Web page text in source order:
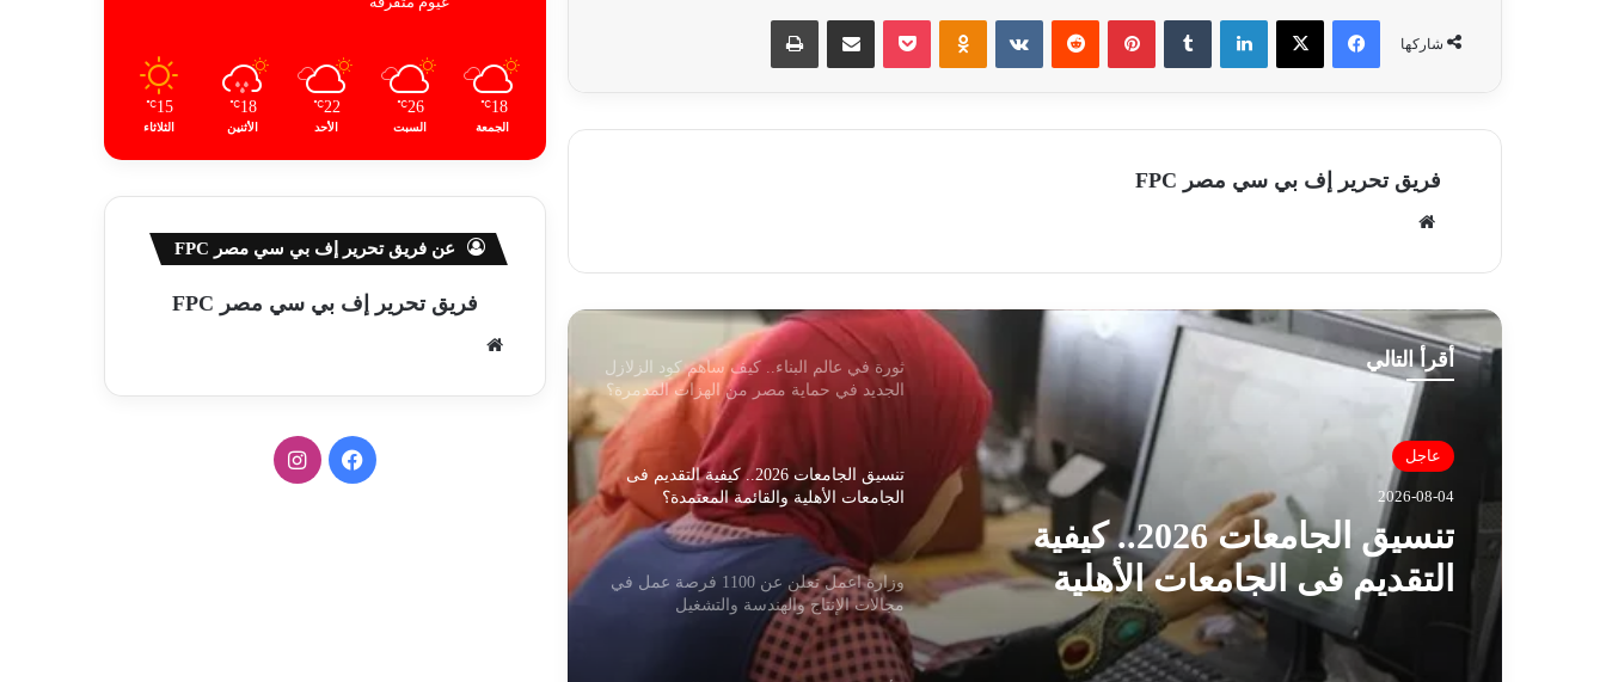
شاركها
فيسبوك ‫X لينكدإن بينتيريست
فريق تحرير إف بي سي مصر FPC
الوي
ب
أقرأ التالي
عاجل
2026-08-04
تنسيق الجامعات 2026.. كيفية
التقديم فى الجامعات الأهلية
والقائمة المعتمدة؟
هزات ارتدادية خفيفة ولا داعي للقلق
ثورة في عالم البناء.. كيف ساهم كود الزلازل
الجديد في حماية مصر من الهزات المدمرة؟
تنسيق الجامعات 2026.. كيفية التقديم فى
الجامعات الأهلية والقائمة المعتمدة؟
وزارة اعمل تعلن عن 1100 فرصة عمل في
مجالات الإنتاج والهندسة والتشغيل
18
℃
الجمعة
26
℃
السبت
22
℃
الأحد
18
℃
الأثنين
15
℃
الثلاثاء
عن فريق تحرير إف بي سي مصر FPC
فريق تحرير إف بي سي مصر FPC
الوي
ف
ا